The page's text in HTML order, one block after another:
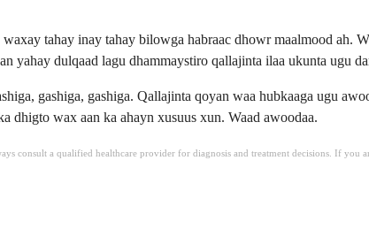
tahay inay tahay bilowga habraac dhowr maalmood ah.
dulqaad lagu dhammaystiro qallajinta ilaa ukunta ugu
gashiga, gashiga. Qallajinta qoyan waa hubkaaga ugu
dhigto wax aan ka ahayn xusuus xun. Waad awoodaa.
consult a qualified healthcare provider for diagnosis and treatment decisions. If you